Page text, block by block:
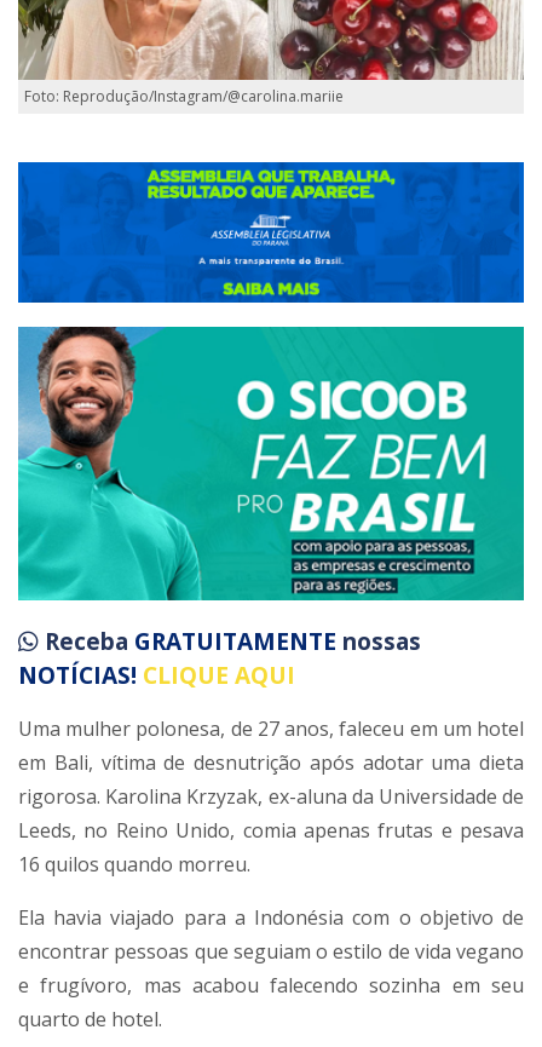
Foto: Reprodução/Instagram/@carolina.mariie
Receba GRATUITAMENTE nossas
NOTÍCIAS! CLIQUE AQUI
Uma mulher polonesa, de 27 anos, faleceu em um hotel
em Bali, vítima de desnutrição após adotar uma dieta
rigorosa. Karolina Krzyzak, ex-aluna da Universidade de
Leeds, no Reino Unido, comia apenas frutas e pesava
16 quilos quando morreu.
Ela havia viajado para a Indonésia com o objetivo de
encontrar pessoas que seguiam o estilo de vida vegano
e frugívoro, mas acabou falecendo sozinha em seu
quarto de hotel.